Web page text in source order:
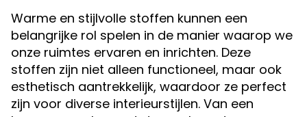
Warme en stijlvolle stoffen kunnen een
belangrijke rol spelen in de manier waarop we
onze ruimtes ervaren en inrichten. Deze
stoffen zijn niet alleen functioneel, maar ook
esthetisch aantrekkelijk, waardoor ze perfect
zijn voor diverse interieurstijlen. Van een